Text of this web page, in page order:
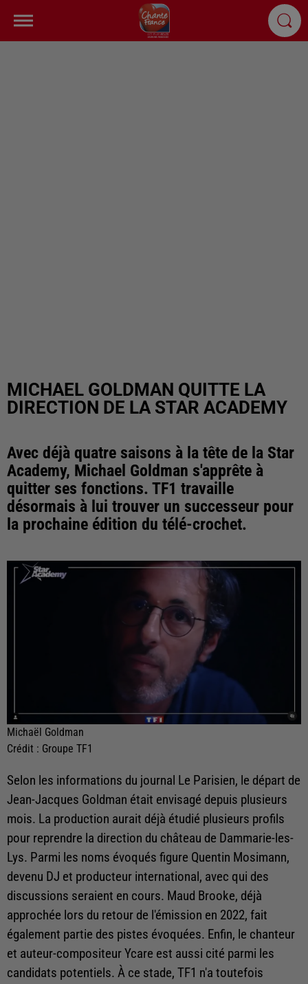
MICHAEL GOLDMAN QUITTE LA
DIRECTION DE LA STAR ACADEMY
Avec déjà quatre saisons à la tête de la Star
Academy, Michael Goldman s'apprête à
quitter ses fonctions. TF1 travaille
désormais à lui trouver un successeur pour
la prochaine édition du télé-crochet.
Michaël Goldman
Crédit : Groupe TF1
Selon les informations du journal Le Parisien, le départ de
Jean-Jacques Goldman était envisagé depuis plusieurs
mois. La production aurait déjà étudié plusieurs profils
pour reprendre la direction du château de Dammarie-les-
Lys. Parmi les noms évoqués figure Quentin Mosimann,
devenu DJ et producteur international, avec qui des
discussions seraient en cours. Maud Brooke, déjà
approchée lors du retour de l'émission en 2022, fait
également partie des pistes évoquées. Enfin, le chanteur
et auteur-compositeur Ycare est aussi cité parmi les
candidats potentiels. À ce stade, TF1 n'a toutefois